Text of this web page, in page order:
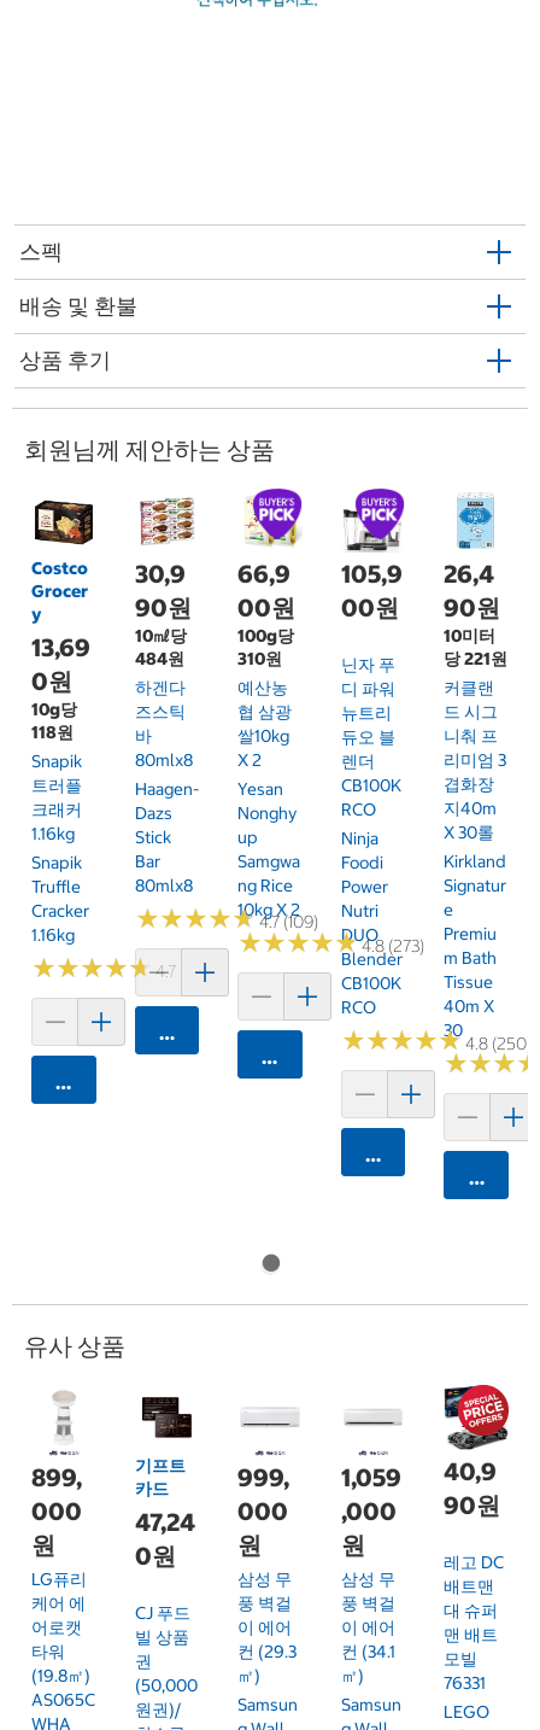
스펙
배송 및 환불
상품 후기
회원님께 제안하는 상품
Costco
Grocer
y
13,69
0원
10g당
118원
Snapik
트러플
크래커
1.16kg
Snapik
Truffle
Cracker
1.16kg
★★★★★
★★★★★4.7 (159)
카트에 담기
30,9
90원
10㎖당
484원
하겐다
즈스틱
바
80mlx8
Haagen-
Dazs
Stick
Bar
80mlx8
★★★★★
★★★★★4.7 (109)
카트에 담기
66,9
00원
100g당
310원
예산농
협 삼광
쌀10kg
X 2
Yesan
Nonghy
Up
Samgwa
Ng Rice
10kg X 2
★★★★★
★★★★★4.8 (273)
카트에 담기
105,9
00원
닌자 푸
디 파워
뉴트리
듀오 블
렌더
CB100K
RCO
Ninja
Foodi
Power
Nutri
DUO
Blender
CB100K
RCO
★★★★★
★★★★★4.8 (250)
카트에 담기
26,4
90원
10미터
당 221원
커클랜
드 시그
니춰 프
리미엄 3
겹화장
지40m
X 30롤
Kirkland
Signatur
E
Premiu
M Bath
Tissue
40m X
30
★★★
★★★
카트에
유사 상품
899,
000
원
LG퓨리
케어 에
어로캣
타워
(19.8㎡)
AS065C
WHA
기프트
카드
47,24
0원
CJ 푸드
빌 상품
권
(50,000
원권)/
999,
000
원
삼성 무
풍 벽걸
이 에어
컨 (29.3
㎡)
Samsun
1,059
,000
원
삼성 무
풍 벽걸
이 에어
컨 (34.1
㎡)
Samsun
40,9
90원
레고 DC
배트맨
대 슈퍼
맨 배트
모빌
76331
LEGO